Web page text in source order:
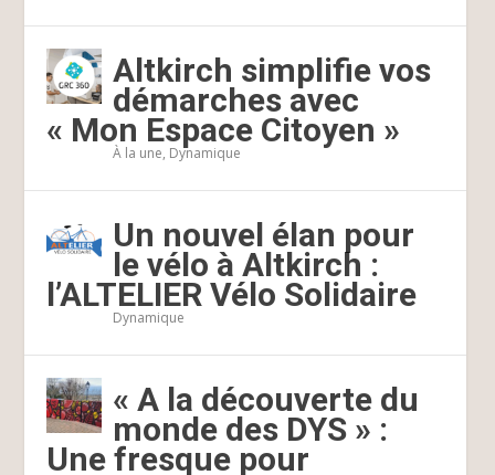
Altkirch simplifie vos
démarches avec
« Mon Espace Citoyen »
À la une, Dynamique
Un nouvel élan pour
le vélo à Altkirch :
l’ALTELIER Vélo Solidaire
Dynamique
« A la découverte du
monde des DYS » :
Une fresque pour